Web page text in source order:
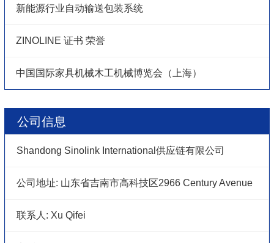
新能源行业自动输送包装系统
ZINOLINE 证书 荣誉
中国国际家具机械木工机械博览会（上海）
公司信息
Shandong Sinolink International供应链有限公司
公司地址: 山东省吉南市高科技区2966 Century Avenue
联系人: Xu Qifei